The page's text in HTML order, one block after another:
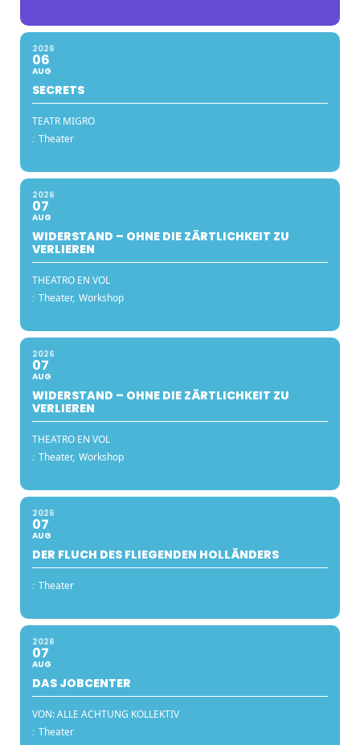
2026
06
AUG
SECRETS
TEATR MIGRO
: Theater
2026
07
AUG
WIDERSTAND – OHNE DIE ZÄRTLICHKEIT ZU
VERLIEREN
THEATRO EN VOL
: Theater, Workshop
2026
07
AUG
WIDERSTAND – OHNE DIE ZÄRTLICHKEIT ZU
VERLIEREN
THEATRO EN VOL
: Theater, Workshop
2026
07
AUG
DER FLUCH DES FLIEGENDEN HOLLÄNDERS
: Theater
2026
07
AUG
DAS JOBCENTER
VON: ALLE ACHTUNG KOLLEKTIV
: Theater